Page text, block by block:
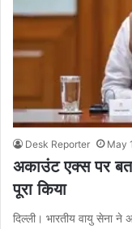
Desk Reporter May
अकाउंट एक्स पर
पूरा किया
दिल्ली। भारतीय वायु सेना